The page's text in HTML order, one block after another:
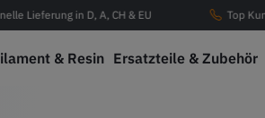
Lieferung in D, A, CH & EU Top
& Resin Ersatzteile & Zubehör